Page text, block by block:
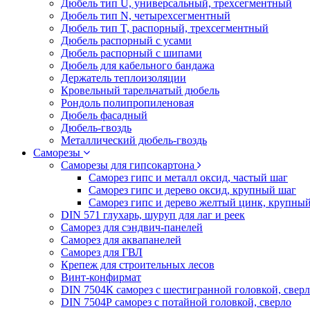
Дюбель тип U, универсальный, трехсегментный
Дюбель тип N, четырехсегментный
Дюбель тип T, распорный, трехсегментный
Дюбель распорный с усами
Дюбель распорный с шипами
Дюбель для кабельного бандажа
Держатель теплоизоляции
Кровельный тарельчатый дюбель
Рондоль полипропиленовая
Дюбель фасадный
Дюбель-гвоздь
Металлический дюбель-гвоздь
Саморезы
Саморезы для гипсокартона
Саморез гипс и металл оксид, частый шаг
Саморез гипс и дерево оксид, крупный шаг
Саморез гипс и дерево желтый цинк,
DIN 571 глухарь, шуруп для лаг и реек
Саморез для сэндвич-панелей
Саморез для аквапанелей
Саморез для ГВЛ
Крепеж для строительных лесов
Винт-конфирмат
DIN 7504К саморез с шестигранной головкой,
DIN 7504Р саморез с потайной головкой, сверло